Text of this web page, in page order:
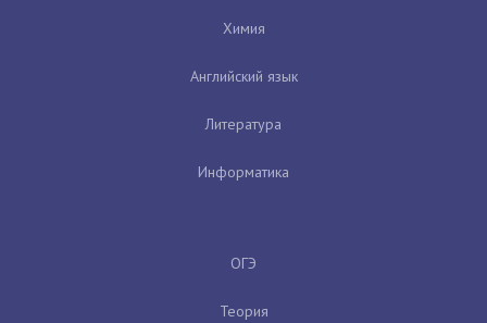
Химия
Английский язык
Литература
Информатика
ОГЭ
Теория